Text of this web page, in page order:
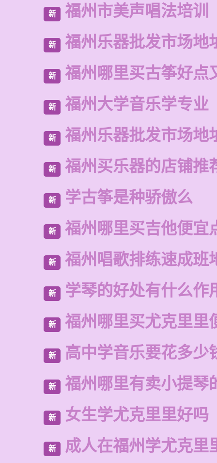
新 福州市美声唱法培训
新 福州乐器批发市场地
新 福州哪里买古筝好点
新 福州大学音乐学专业
新 福州乐器批发市场地
新 福州买乐器的店铺推
新 学古筝是种骄傲么
新 福州哪里买吉他便宜
新 福州唱歌排练速成班
新 学琴的好处有什么作
新 福州哪里买尤克里里
新 高中学音乐要花多少
新 福州哪里有卖小提琴
新 女生学尤克里里好吗
新 成人在福州学尤克里